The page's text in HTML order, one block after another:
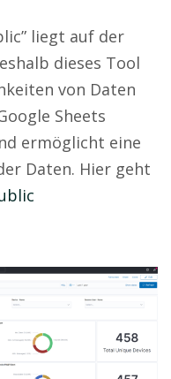
liegt auf der
dieses Tool
von Daten
Sheets
ermöglicht eine
Daten. Hier geht